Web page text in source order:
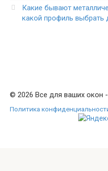
Какие бывают
какой профиль выбрать
© 2026 Все для ваших окон
Политика